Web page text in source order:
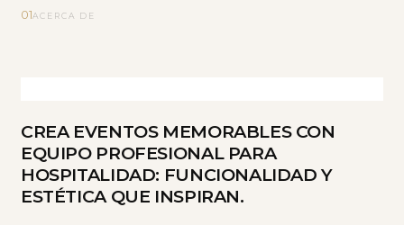
01ACERCA DE
CREA EVENTOS MEMORABLES CON
EQUIPO PROFESIONAL PARA
HOSPITALIDAD: FUNCIONALIDAD Y
ESTÉTICA QUE INSPIRAN.